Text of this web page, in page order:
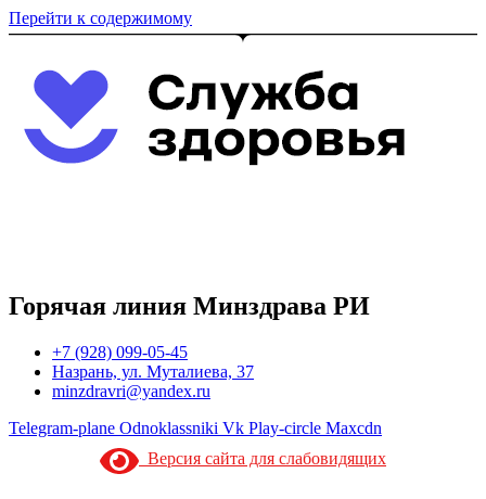
Перейти к содержимому
Горячая линия Минздрава РИ
+7 (928) 099-05-45
Назрань, ул. Муталиева, 37
minzdravri@yandex.ru
Telegram-plane Odnoklassniki Vk Play-circle Maxcdn
Версия сайта для слабовидящих